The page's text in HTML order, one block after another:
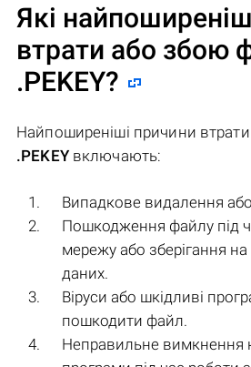
Які
втрати або збою
.PEKEY?
Найпоширеніші причини
.PEKEYвключають:
Випадкове видалення
Пошкодження файлу під
мережу або зберігання на
даних.
Віруси або шкідливі
пошкодити файл.
Неправильне вимкнення